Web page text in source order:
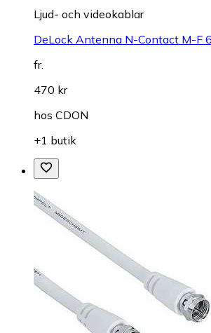
Ljud- och videokablar
DeLock Antenna N-Contact M-F
fr.
470 kr
hos CDON
+1 butik